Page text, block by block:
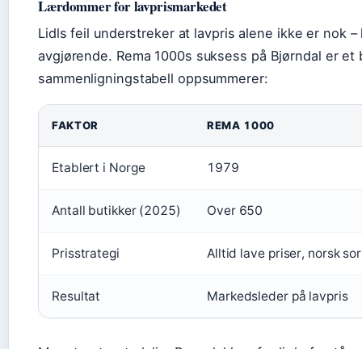
Lærdommer for lavprismarkedet
Lidls feil understreker at lavpris alene ikke er nok
avgjørende. Rema 1000s suksess på Bjørndal er
sammenligningstabell oppsummerer:
Sammenligning Rema 1000 vs Lidl i Norge
FAKTOR REMA 1000
Etablert i Norge 1979
Antall butikker (2025) Over 650
Prisstrategi Alltid lave priser, norsk
Resultat Markedsleder på lavpris